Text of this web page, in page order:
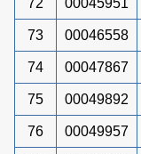
73 00046558
74 00047867
75 00049892
76 00049957